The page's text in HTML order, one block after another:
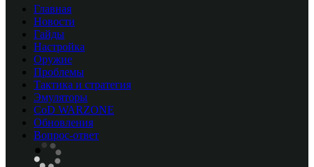
Главная
Новости
Гайды
Настройка
Оружие
Проблемы
Тактика и стратегия
Эмуляторы
CоD WARZONE
Обновления
Вопрос-ответ